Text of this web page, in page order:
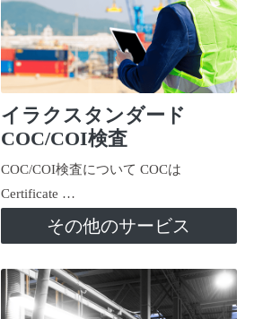
イラクスタンダード
COC/COI検査
COC/COI検査について COCは
Certificate …
その他のサービス